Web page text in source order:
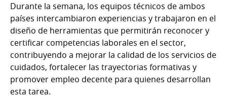
Durante la semana, los equipos técnicos de ambos
países intercambiaron experiencias y trabajaron en el
diseño de herramientas que permitirán reconocer y
certificar competencias laborales en el sector,
contribuyendo a mejorar la calidad de los servicios de
cuidados, fortalecer las trayectorias formativas y
promover empleo decente para quienes desarrollan
esta tarea.